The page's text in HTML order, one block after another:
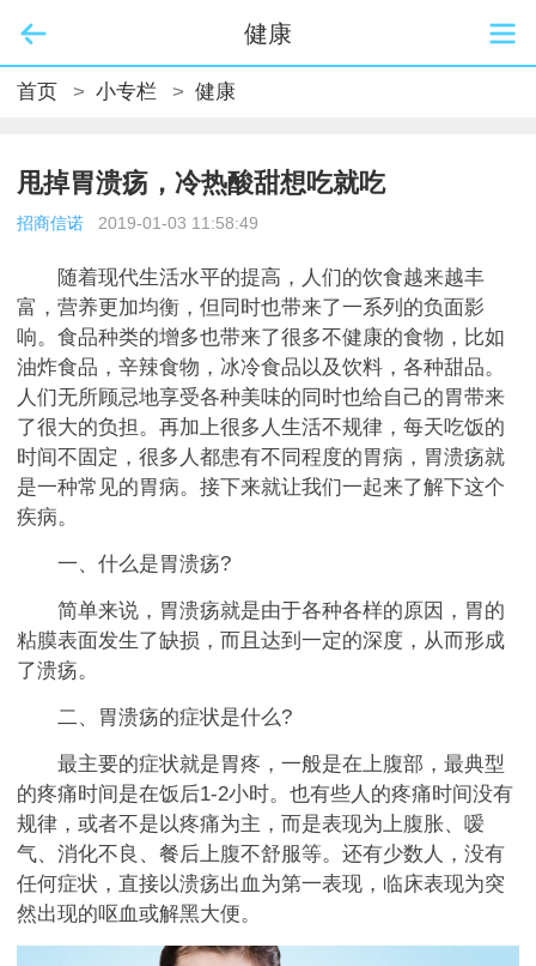
健康
首页 > 小专栏 > 健康
甩掉胃溃疡，冷热酸甜想吃就吃
招商信诺 2019-01-03 11:58:49
随着现代生活水平的提高，人们的饮食越来越丰
富，营养更加均衡，但同时也带来了一系列的负面影
响。食品种类的增多也带来了很多不健康的食物，比如
油炸食品，辛辣食物，冰冷食品以及饮料，各种甜品。
人们无所顾忌地享受各种美味的同时也给自己的胃带来
了很大的负担。再加上很多人生活不规律，每天吃饭的
时间不固定，很多人都患有不同程度的胃病，胃溃疡就
是一种常见的胃病。接下来就让我们一起来了解下这个
疾病。
一、什么是胃溃疡?
简单来说，胃溃疡就是由于各种各样的原因，胃的
粘膜表面发生了缺损，而且达到一定的深度，从而形成
了溃疡。
二、胃溃疡的症状是什么?
最主要的症状就是胃疼，一般是在上腹部，最典型
的疼痛时间是在饭后1-2小时。也有些人的疼痛时间没有
规律，或者不是以疼痛为主，而是表现为上腹胀、嗳
气、消化不良、餐后上腹不舒服等。还有少数人，没有
任何症状，直接以溃疡出血为第一表现，临床表现为突
然出现的呕血或解黑大便。